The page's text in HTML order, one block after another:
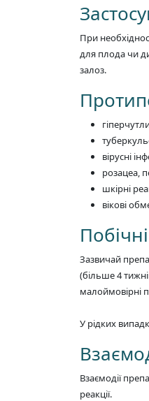
При
для плода чи
залоз.
вірусні
розацеа,
шкірні
вікові
Побічні
Зазвичай
(більше 4
малоймовірні
У рідких
Взаємодії
реакції.